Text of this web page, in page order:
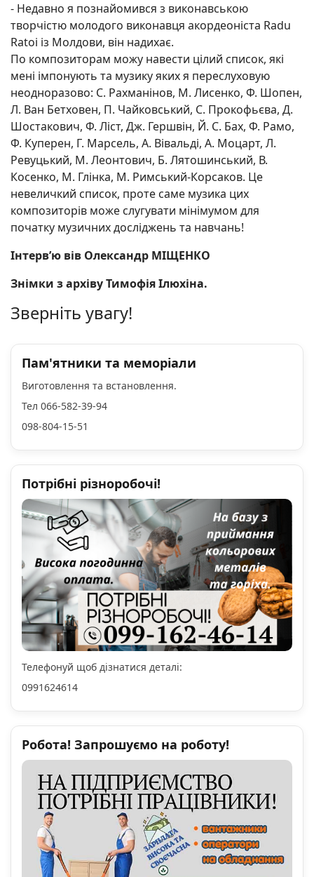
- Недавно я познайомився з виконавською
творчістю молодого виконавця акордеоніста Radu
Ratoi із Молдови, він надихає.
По композиторам можу навести цілий список, які
мені імпонують та музику яких я переслуховую
неодноразово: С. Рахманінов, М. Лисенко, Ф. Шопен,
Л. Ван Бетховен, П. Чайковський, С. Прокофьєва, Д.
Шостакович, Ф. Ліст, Дж. Гершвін, Й. С. Бах, Ф. Рамо,
Ф. Куперен, Г. Марсель, А. Вівальді, А. Моцарт, Л.
Ревуцький, М. Леонтович, Б. Лятошинський, В.
Косенко, М. Глінка, М. Римський-Корсаков. Це
невеличкий список, проте саме музика цих
композиторів може слугувати мінімумом для
початку музичних досліджень та навчань!
Інтерв’ю вів Олександр МІЩЕНКО
Знімки з архіву Тимофія Ілюхіна.
Зверніть увагу!
Пам'ятники та меморіали
Виготовлення та встановлення.
Тел 066-582-39-94
098-804-15-51
Потрібні різноробочі!
Телефонуй щоб дізнатися деталі:
0991624614
Робота! Запрошуємо на роботу!